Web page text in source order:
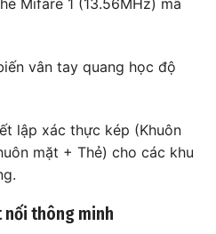
vân tay quang học độ
lập xác thực kép (Khuôn
mặt + Thẻ) cho các khu
nối thông minh